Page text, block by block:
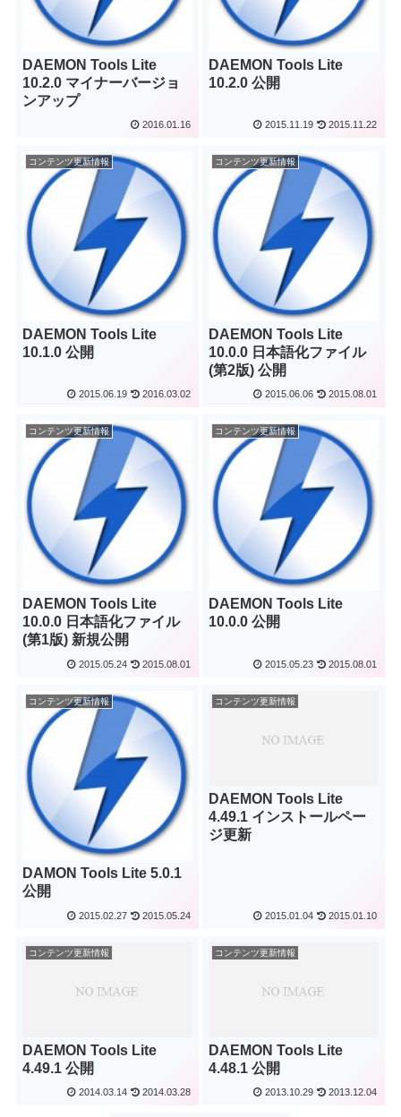
DAEMON Tools Lite
10.2.0 マイナーバージョ
ンアップ
2016.01.16
DAEMON Tools Lite
10.2.0 公開
2015.11.19 2015.11.22
コンテンツ更新情報
DAEMON Tools Lite
10.1.0 公開
2015.06.19 2016.03.02
コンテンツ更新情報
DAEMON Tools Lite
10.0.0 日本語化ファイル
(第2版) 公開
2015.06.06 2015.08.01
コンテンツ更新情報
DAEMON Tools Lite
10.0.0 日本語化ファイル
(第1版) 新規公開
2015.05.24 2015.08.01
コンテンツ更新情報
DAEMON Tools Lite
10.0.0 公開
2015.05.23 2015.08.01
コンテンツ更新情報
DAMON Tools Lite 5.0.1
公開
2015.02.27 2015.05.24
コンテンツ更新情報
DAEMON Tools Lite
4.49.1 インストールペー
ジ更新
2015.01.04 2015.01.10
コンテンツ更新情報
DAEMON Tools Lite
4.49.1 公開
2014.03.14 2014.03.28
コンテンツ更新情報
DAEMON Tools Lite
4.48.1 公開
2013.10.29 2013.12.04